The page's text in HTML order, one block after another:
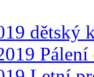
dětský